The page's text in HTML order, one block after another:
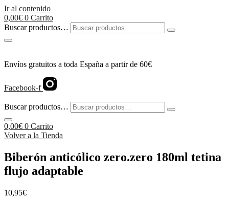
Ir al contenido
0,00€ 0 Carrito
Buscar productos…
Envíos gratuitos a toda España a partir de 60€
Facebook-f
Buscar productos…
0,00€ 0 Carrito
Volver a la Tienda
Biberón anticólico zero.zero 180ml tetina
flujo adaptable
10,95€